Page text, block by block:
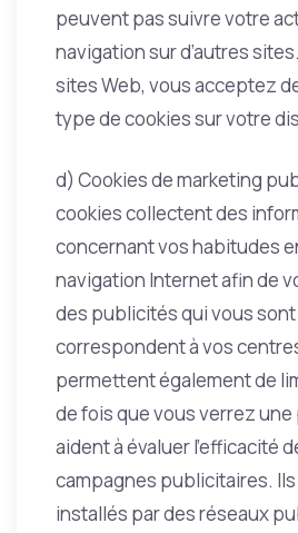
peuvent pas suivre votre
navigation sur d’autres
sites Web, vous acceptez
type de cookies sur votre
d) Cookies de marketing
cookies collectent des
concernant vos habitudes
navigation Internet afin de
des publicités qui vous
correspondent à vos
permettent également de
de fois que vous verrez
aident à évaluer l’efficacité
campagnes publicitaires.
installés par des réseaux